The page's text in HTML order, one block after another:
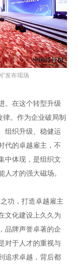
”发布现场
。在这个转型升级
律。作为企业破局制
组织升级、稳健运
代的卓越雇主，不
中体现，是组织文
才的强大磁场。
功，打造卓越雇主
文化建设上久久为
品牌声誉卓著的企
对于人才的重视与
追求卓越，背后都